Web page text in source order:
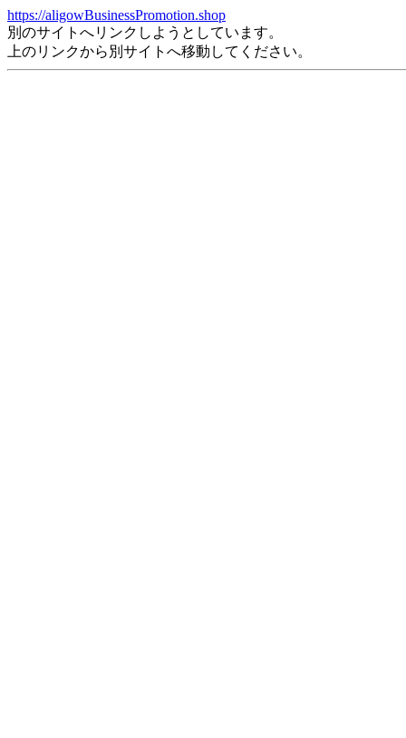
https://aligowBusinessPromotion.shop
別のサイトへリンクしようとしています。
上のリンクから別サイトへ移動してください。